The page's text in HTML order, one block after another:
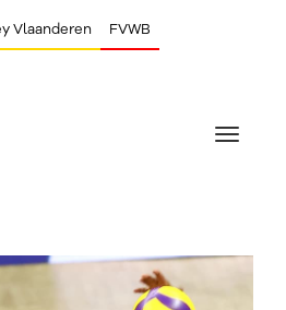
Vlaanderen FVWB
Toggle